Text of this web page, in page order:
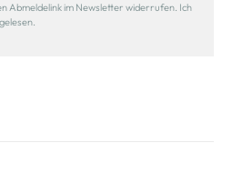
Abmeldelink im Newsletter widerrufen. Ich
gelesen.